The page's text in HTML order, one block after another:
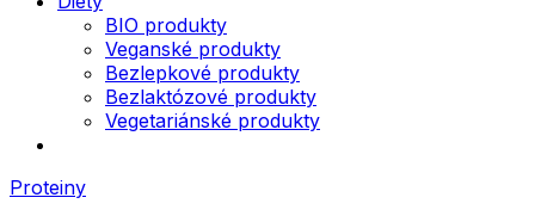
BIO produkty
Veganské produkty
Bezlepkové produkty
Bezlaktózové produkty
Vegetariánské produkty
Proteiny